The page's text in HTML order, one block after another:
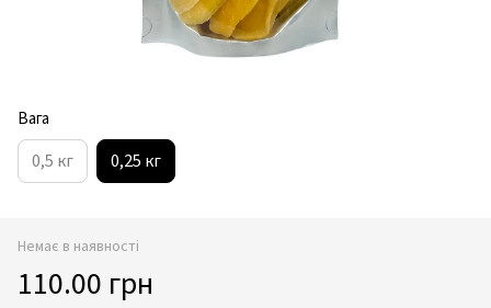
Вага
0,5 кг 0,25 кг
Немає в наявності
110.00 грн